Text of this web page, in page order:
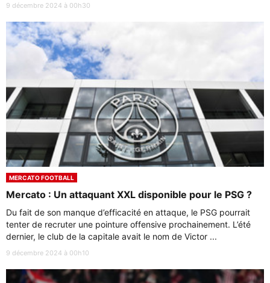
9 décembre 2024 à 00h30
MERCATO FOOTBALL
Mercato : Un attaquant XXL disponible pour le PSG ?
Du fait de son manque d’efficacité en attaque, le PSG pourrait
tenter de recruter une pointure offensive prochainement. L’été
dernier, le club de la capitale avait le nom de Victor ...
9 décembre 2024 à 00h10